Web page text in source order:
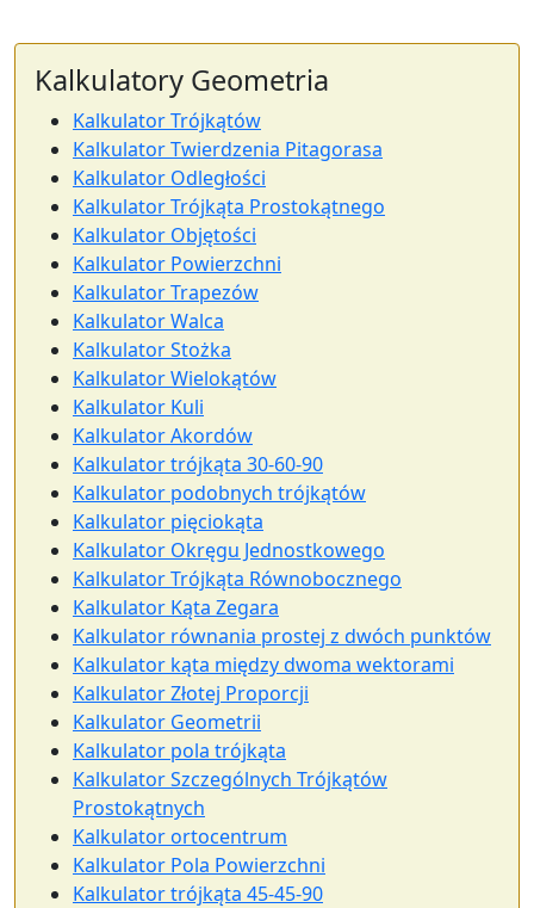
Kalkulatory Geometria
Kalkulator Trójkątów
Kalkulator Twierdzenia Pitagorasa
Kalkulator Odległości
Kalkulator Trójkąta Prostokątnego
Kalkulator Objętości
Kalkulator Powierzchni
Kalkulator Trapezów
Kalkulator Walca
Kalkulator Stożka
Kalkulator Wielokątów
Kalkulator Kuli
Kalkulator Akordów
Kalkulator trójkąta 30-60-90
Kalkulator podobnych trójkątów
Kalkulator pięciokąta
Kalkulator Okręgu Jednostkowego
Kalkulator Trójkąta Równobocznego
Kalkulator Kąta Zegara
Kalkulator równania prostej z dwóch punktów
Kalkulator kąta między dwoma wektorami
Kalkulator Złotej Proporcji
Kalkulator Geometrii
Kalkulator pola trójkąta
Kalkulator Szczególnych Trójkątów
Prostokątnych
Kalkulator ortocentrum
Kalkulator Pola Powierzchni
Kalkulator trójkąta 45-45-90